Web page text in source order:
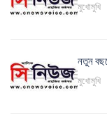
মুখোমুখি
নতুন
মুখোমুখি